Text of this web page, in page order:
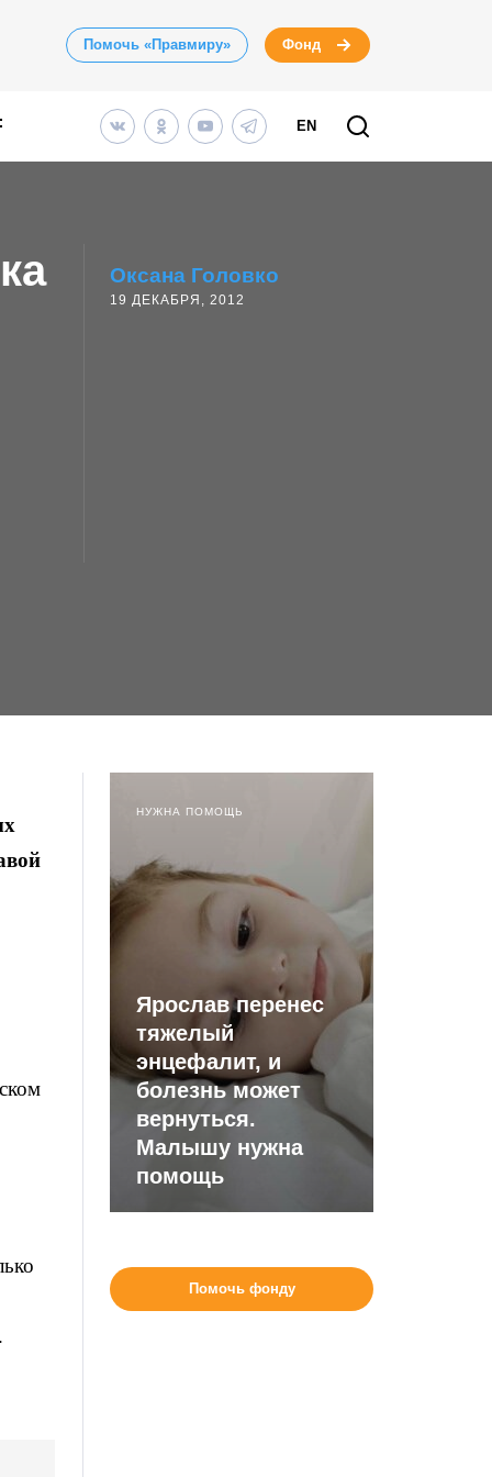
Помочь «Правмиру» Фонд
EN
Оксана Головко
19 ДЕКАБРЯ, 2012
НУЖНА ПОМОЩЬ
Ярослав перенес
тяжелый
энцефалит, и
болезнь может
вернуться.
Малышу нужна
помощь
Помочь фонду